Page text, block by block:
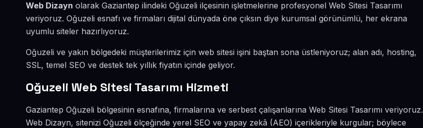
Web Dizayn olarak Gaziantep ilindeki Oğuzeli ilçesinin işletmelerine profesyonel Web Sitesi Tasarımı
veriyoruz. Oğuzeli esnafı ve firmaları dijital dünyada öne çıksın diye kurumsal görünümlü, her ekrana
uyumlu siteler hazırlıyoruz.
Oğuzeli ve yakın bölgedeki müşterilerimiz için web sitesi işini baştan sona üstleniyoruz; alan adı, hosting,
SSL, temel SEO ve destek tek yıllık fiyatın içinde geliyor.
Oğuzeli Web Sitesi Tasarımı Hizmeti
Gaziantep Oğuzeli bölgesinin esnafına, firmalarına ve serbest çalışanlarına Web Sitesi Tasarımı veriyoruz.
Web Dizayn, sitenizi Oğuzeli ölçeğinde yerel SEO ve yapay zekâ (AEO) içerikleriyle kurgular; böylece